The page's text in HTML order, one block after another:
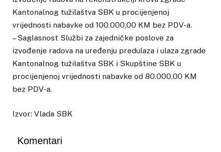
Kantonalnog tužilaštva SBK u procijenjenoj
vrijednosti nabavke od 100.000,00 KM bez PDV-a.
– Saglasnost Službi za zajedničke poslove za
izvođenje radova na uređenju predulaza i ulaza zgrade
Kantonalnog tužilaštva SBK i Skupštine SBK u
procijenjenoj vrijednosti nabavke od 80.000,00 KM
bez PDV-a.
Izvor: Vlada SBK
Komentari